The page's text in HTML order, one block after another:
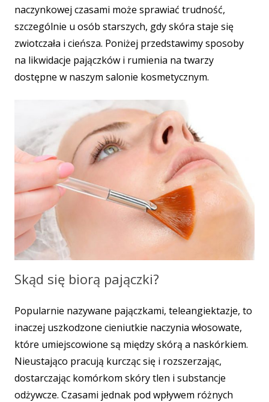
naczynkowej czasami może sprawiać trudność,
szczególnie u osób starszych, gdy skóra staje się
zwiotczała i cieńsza. Poniżej przedstawimy sposoby
na likwidacje pajączków i rumienia na twarzy
dostępne w naszym salonie kosmetycznym.
Skąd się biorą pajączki?
Popularnie nazywane pajączkami, teleangiektazje, to
inaczej uszkodzone cieniutkie naczynia włosowate,
które umiejscowione są między skórą a naskórkiem.
Nieustająco pracują kurcząc się i rozszerzając,
dostarczając komórkom skóry tlen i substancje
odżywcze. Czasami jednak pod wpływem różnych